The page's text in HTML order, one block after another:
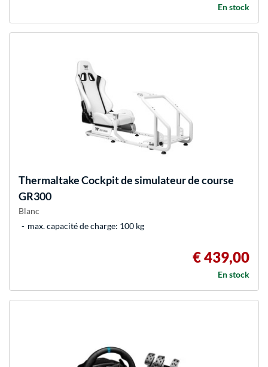
En stock
ThermaltakeCockpit de simulateur de course
GR300
Blanc
max. capacité de charge: 100 kg
€ 439,00
En stock